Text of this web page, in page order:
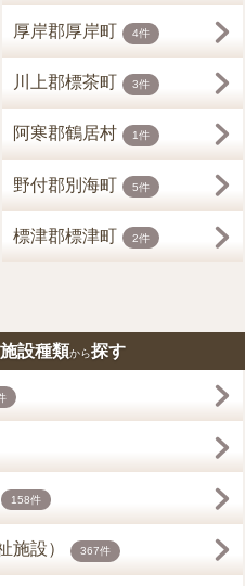
厚岸郡厚岸町 4件
川上郡標茶町 3件
阿寒郡鶴居村 1件
野付郡別海町 5件
標津郡標津町 2件
施設種類から探す
158件
施設） 367件